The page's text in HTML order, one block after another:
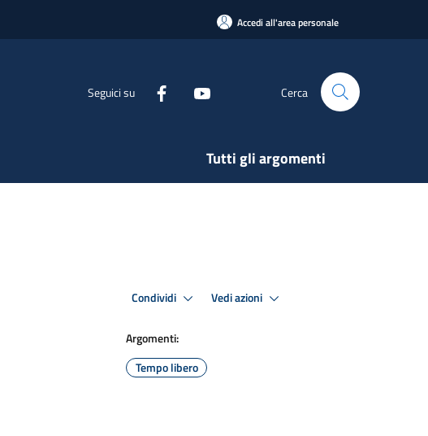
Accedi all'area personale
Seguici su Cerca
Tutti gli argomenti
Condividi Vedi azioni
Argomenti:
Tempo libero